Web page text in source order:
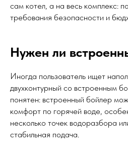
сам котел, а на весь комплекс:
требования безопасности и
Нужен ли
Иногда пользователь ищет
двухконтурный со встроенным
понятен: встроенный бойлер
комфорт по горячей воде,
несколько точек водоразбора
стабильная подача.